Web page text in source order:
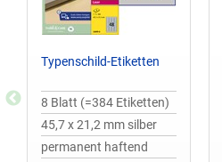
Typenschild-Etiketten
8 Blatt (=384 Etiketten)
45,7 x 21,2 mm silber
permanent haftend